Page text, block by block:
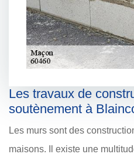
Les travaux de
soutènement à
Les murs sont des
maisons. Il existe une